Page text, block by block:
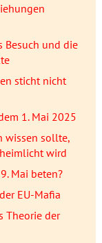
Besuch und die
sticht nicht
1. Mai 2025
wissen sollte,
wird
Mai beten?
EU-Mafia
Theorie der